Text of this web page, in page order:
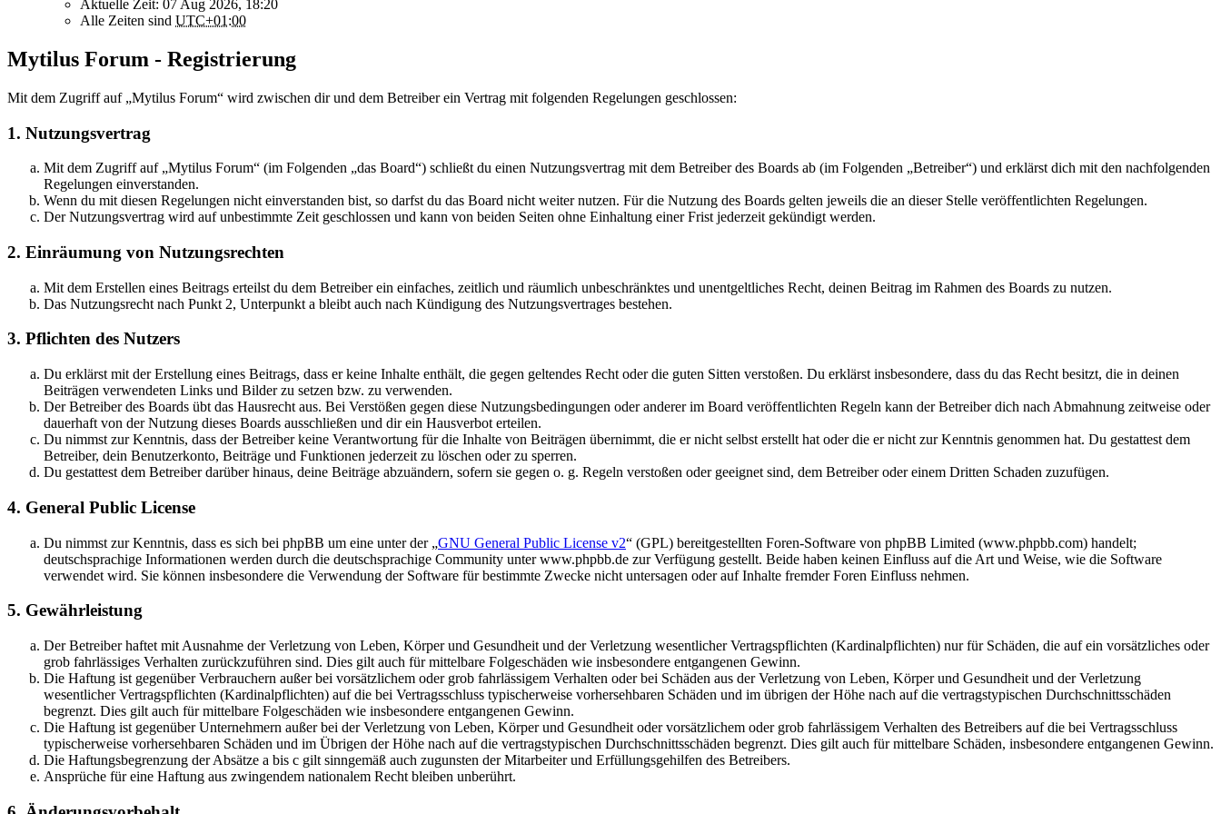
Aktuelle Zeit: 07 Aug 2026, 18:20
Alle Zeiten sind UTC+01:00
Mytilus Forum - Registrierung
Mit dem Zugriff auf „Mytilus Forum“ wird zwischen dir und dem Betreiber ein Vertrag mit folgenden Regelungen geschlossen:
1. Nutzungsvertrag
Mit dem Zugriff auf „Mytilus Forum“ (im Folgenden „das Board“) schließt du einen Nutzungsvertrag mit dem Betreiber des Boards ab (im Folgenden „Betreiber“) und erklärst dich mit den nachfolgenden
Regelungen einverstanden.
Wenn du mit diesen Regelungen nicht einverstanden bist, so darfst du das Board nicht weiter nutzen. Für die Nutzung des Boards gelten jeweils die an dieser Stelle veröffentlichten Regelungen.
Der Nutzungsvertrag wird auf unbestimmte Zeit geschlossen und kann von beiden Seiten ohne Einhaltung einer Frist jederzeit gekündigt werden.
2. Einräumung von Nutzungsrechten
Mit dem Erstellen eines Beitrags erteilst du dem Betreiber ein einfaches, zeitlich und räumlich unbeschränktes und unentgeltliches Recht, deinen Beitrag im Rahmen des Boards zu nutzen.
Das Nutzungsrecht nach Punkt 2, Unterpunkt a bleibt auch nach Kündigung des Nutzungsvertrages bestehen.
3. Pflichten des Nutzers
Du erklärst mit der Erstellung eines Beitrags, dass er keine Inhalte enthält, die gegen geltendes Recht oder die guten Sitten verstoßen. Du erklärst insbesondere, dass du das Recht besitzt, die in deinen
Beiträgen verwendeten Links und Bilder zu setzen bzw. zu verwenden.
Der Betreiber des Boards übt das Hausrecht aus. Bei Verstößen gegen diese Nutzungsbedingungen oder anderer im Board veröffentlichten Regeln kann der Betreiber dich nach Abmahnung zeitweise oder
dauerhaft von der Nutzung dieses Boards ausschließen und dir ein Hausverbot erteilen.
Du nimmst zur Kenntnis, dass der Betreiber keine Verantwortung für die Inhalte von Beiträgen übernimmt, die er nicht selbst erstellt hat oder die er nicht zur Kenntnis genommen hat. Du gestattest dem
Betreiber, dein Benutzerkonto, Beiträge und Funktionen jederzeit zu löschen oder zu sperren.
Du gestattest dem Betreiber darüber hinaus, deine Beiträge abzuändern, sofern sie gegen o. g. Regeln verstoßen oder geeignet sind, dem Betreiber oder einem Dritten Schaden zuzufügen.
4. General Public License
Du nimmst zur Kenntnis, dass es sich bei phpBB um eine unter der „GNU General Public License v2“ (GPL) bereitgestellten Foren-Software von phpBB Limited (www.phpbb.com) handelt;
deutschsprachige Informationen werden durch die deutschsprachige Community unter www.phpbb.de zur Verfügung gestellt. Beide haben keinen Einfluss auf die Art und Weise, wie die Software
verwendet wird. Sie können insbesondere die Verwendung der Software für bestimmte Zwecke nicht untersagen oder auf Inhalte fremder Foren Einfluss nehmen.
5. Gewährleistung
Der Betreiber haftet mit Ausnahme der Verletzung von Leben, Körper und Gesundheit und der Verletzung wesentlicher Vertragspflichten (Kardinalpflichten) nur für Schäden, die auf ein vorsätzliches oder
grob fahrlässiges Verhalten zurückzuführen sind. Dies gilt auch für mittelbare Folgeschäden wie insbesondere entgangenen Gewinn.
Die Haftung ist gegenüber Verbrauchern außer bei vorsätzlichem oder grob fahrlässigem Verhalten oder bei Schäden aus der Verletzung von Leben, Körper und Gesundheit und der Verletzung
wesentlicher Vertragspflichten (Kardinalpflichten) auf die bei Vertragsschluss typischerweise vorhersehbaren Schäden und im übrigen der Höhe nach auf die vertragstypischen Durchschnittsschäden
begrenzt. Dies gilt auch für mittelbare Folgeschäden wie insbesondere entgangenen Gewinn.
Die Haftung ist gegenüber Unternehmern außer bei der Verletzung von Leben, Körper und Gesundheit oder vorsätzlichem oder grob fahrlässigem Verhalten des Betreibers auf die bei Vertragsschluss
typischerweise vorhersehbaren Schäden und im Übrigen der Höhe nach auf die vertragstypischen Durchschnittsschäden begrenzt. Dies gilt auch für mittelbare Schäden, insbesondere entgangenen Gewinn.
Die Haftungsbegrenzung der Absätze a bis c gilt sinngemäß auch zugunsten der Mitarbeiter und Erfüllungsgehilfen des Betreibers.
Ansprüche für eine Haftung aus zwingendem nationalem Recht bleiben unberührt.